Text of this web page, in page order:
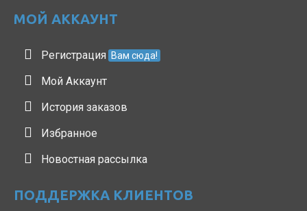
МОЙ АККАУНТ
Регистрация Вам сюда!
Мой Аккаунт
История заказов
Избранное
Новостная рассылка
ПОДДЕРЖКА КЛИЕНТОВ